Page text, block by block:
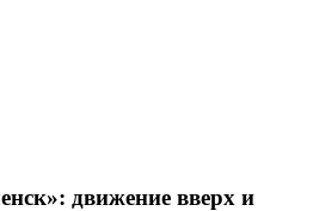
движение вверх и